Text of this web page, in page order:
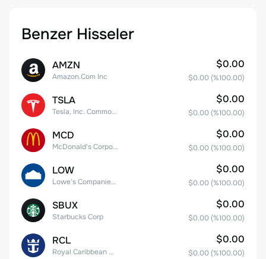
Benzer Hisseler
AMZN
Amazon.Com Inc
$0.00
$0.00 (%100.00)
TSLA
Tesla, Inc. Common Stock
$0.00
$0.00 (%100.00)
MCD
McDonald's Corporation
$0.00
$0.00 (%100.00)
LOW
Lowe's Companies Inc.
$0.00
$0.00 (%100.00)
SBUX
Starbucks Corp
$0.00
$0.00 (%100.00)
RCL
Royal Caribbean Group
$0.00
$0.00 (%100.00)